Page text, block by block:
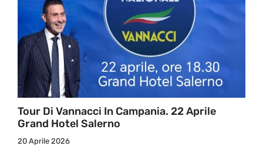
Tour Di Vannacci In Campania. 22 Aprile
Grand Hotel Salerno
20 Aprile 2026